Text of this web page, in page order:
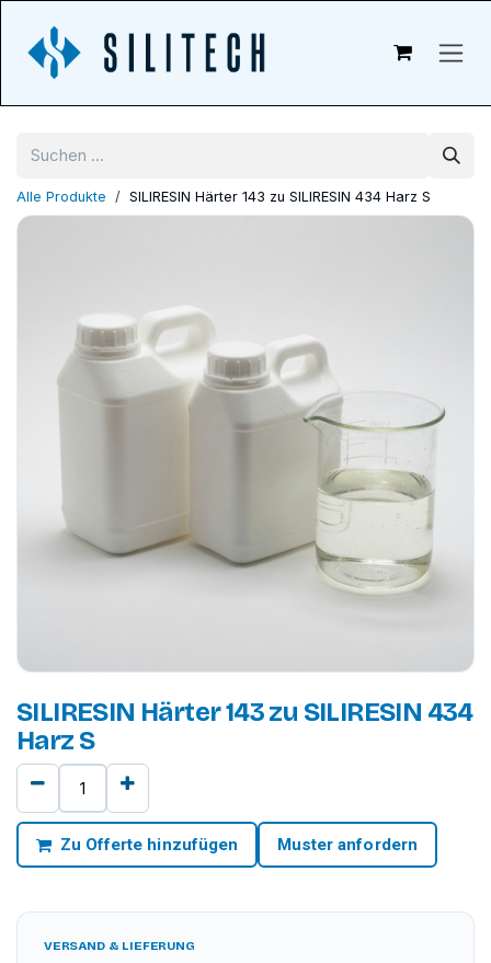
Alle Produkte SILIRESIN Härter 143 zu SILIRESIN 434 Harz S
SILIRESIN Härter 143 zu SILIRESIN 434
Harz S
Zu Offerte hinzufügen Muster anfordern
VERSAND & LIEFERUNG